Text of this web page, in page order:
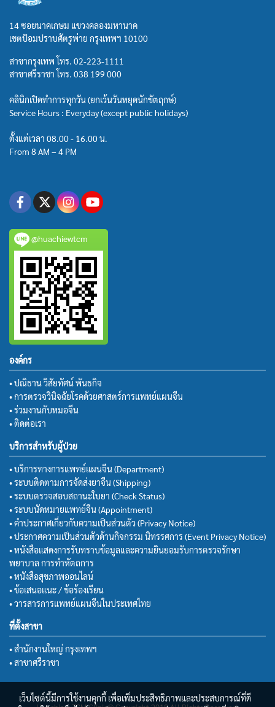
14 ซอยนาคเกษม แขวงคลองมหานาค
เขตป้อมปราบศัตรูพ่าย กรุงเทพฯ 10100
สาขากรุงเทพ โทร. 02-223-1111
สาขาศรีราชา โทร. 038 199 000
คลินิกเปิดทำการทุกวัน (ยกเว้นวันหยุดนักขัตฤกษ์)
Service Hours : Everyday (except public holidays)
ตั้งแต่เวลา 08.00 - 16.00 น.
From 8 AM – 4 PM
@huachiewtcm
องค์กร
• ปณิธาน วิสัยทัศน์ พันธกิจ
• การตรวจวินิจฉัยโรคด้วยศาสตร์การแพทย์แผนจีน
• ร่วมงานกับหมอจีน
• ติดต่อเรา
บริการสำหรับผู้ป่วย
• บริการทางการแพทย์แผนจีน (Department)
• ระบบติดตามการจัดส่งยาจีน (Shipping)
• ระบบตรวจสอบสถานะใบยา (Check Status)
• ระบบนัดหมายแพทย์จีน (Appointment)
• คำประกาศเกี่ยวกับความเป็นส่วนตัว (Privacy Notice)
• ประกาศความเป็นส่วนตัวด้านกิจกรรม นิทรรศการ (Event Privacy Notice)
• หนังสือแสดงการรับทราบข้อมูลและความยินยอมรับการตรวจรักษา
พยาบาล การทำหัตถการ
• หนังสือสุขภาพออนไลน์
• ข้อเสนอแนะ / ข้อร้องเรียน
• วารสารการแพทย์แผนจีนในประเทศไทย
ที่ตั้งสาขา
• สำนักงานใหญ่ กรุงเทพฯ
• สาขาศรีราชา
เว็บไซต์นี้มีการใช้งานคุกกี้ เพื่อเพิ่มประสิทธิภาพและประสบการณ์ที่ดี